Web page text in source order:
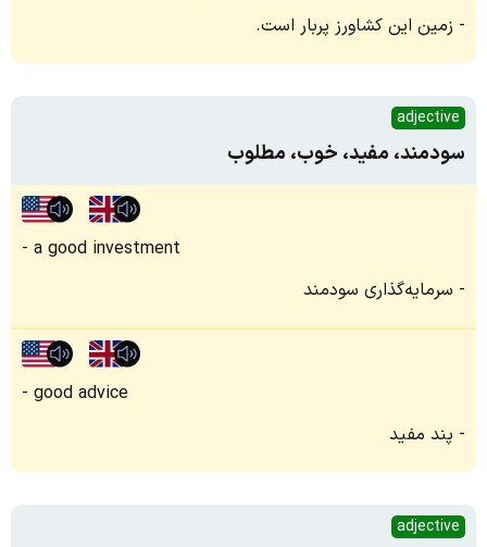
زمین این کشاورز پربار است.
adjective
سودمند، مفید، خوب، مطلوب
a good investment
سرمایه‌گذاری سودمند
good advice
پند مفید
adjective